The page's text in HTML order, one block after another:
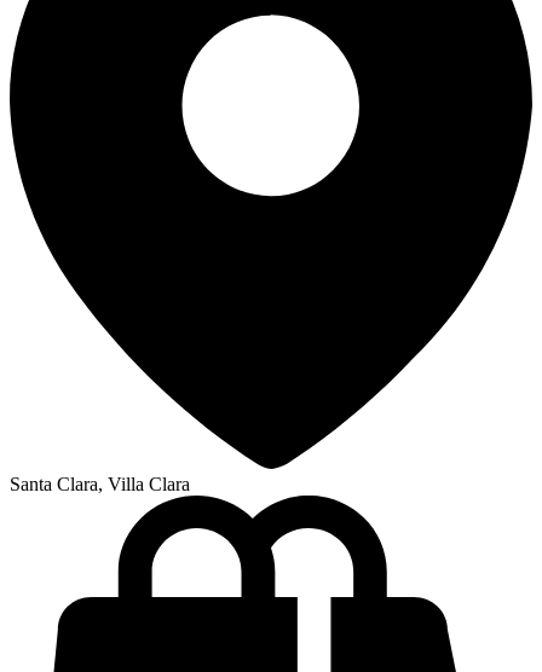
Santa Clara, Villa Clara